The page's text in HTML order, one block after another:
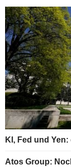
KI, Fed und
Atos Group: